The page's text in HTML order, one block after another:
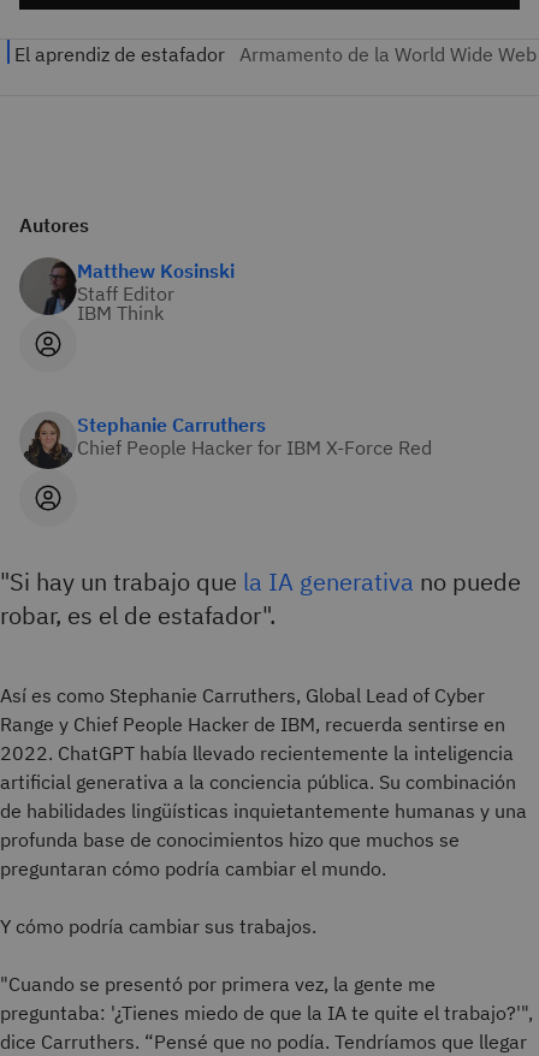
Autores
Matthew Kosinski
Staff Editor
IBM Think
Stephanie Carruthers
Chief People Hacker for IBM X-Force Red
"Si hay un trabajo que la IA generativa no puede
robar, es el de estafador".
Así es como Stephanie Carruthers, Global Lead of Cyber
Range y Chief People Hacker de IBM, recuerda sentirse en
2022. ChatGPT había llevado recientemente la inteligencia
artificial generativa a la conciencia pública. Su combinación
de habilidades lingüísticas inquietantemente humanas y una
profunda base de conocimientos hizo que muchos se
preguntaran cómo podría cambiar el mundo.
Y cómo podría cambiar sus trabajos.
"Cuando se presentó por primera vez, la gente me
preguntaba: '¿Tienes miedo de que la IA te quite el trabajo?'",
dice Carruthers. “Pensé que no podía. Tendríamos que llegar